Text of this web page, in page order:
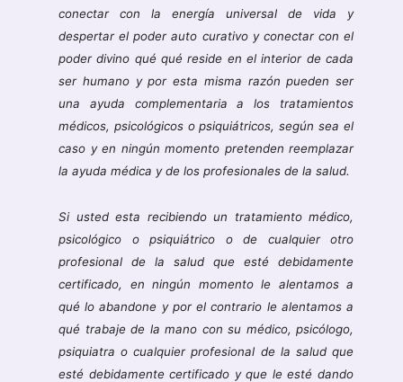
conectar con la energía universal de vida y
despertar el poder auto curativo y conectar con el
poder divino qué qué reside en el interior de cada
ser humano y por esta misma razón pueden ser
una ayuda complementaria a los tratamientos
médicos, psicológicos o psiquiátricos, según sea el
caso y en ningún momento pretenden reemplazar
la ayuda médica y de los profesionales de la salud.
Si usted esta recibiendo un tratamiento médico,
psicológico o psiquiátrico o de cualquier otro
profesional de la salud que esté debidamente
certificado, en ningún momento le alentamos a
qué lo abandone y por el contrario le alentamos a
qué trabaje de la mano con su médico, psicólogo,
psiquiatra o cualquier profesional de la salud que
esté debidamente certificado y que le esté dando